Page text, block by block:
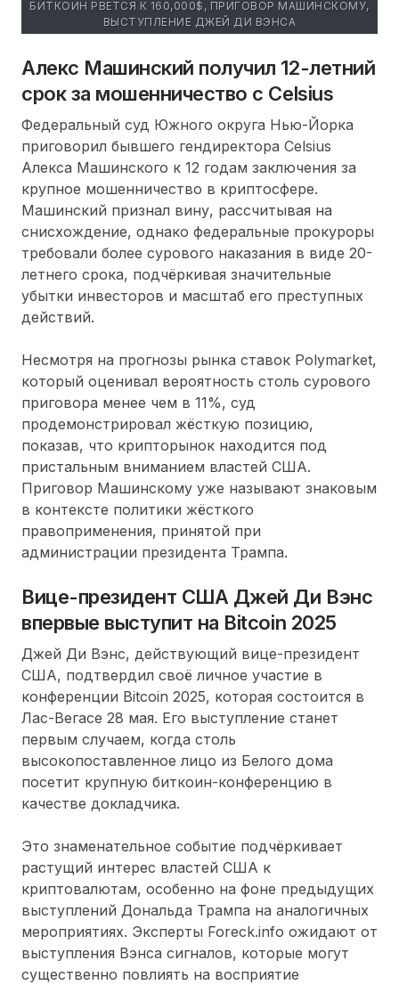
БИТКОИН РВЁТСЯ К 160,000$, ПРИГОВОР МАШИНСКОМУ,
ВЫСТУПЛЕНИЕ ДЖЕЙ ДИ ВЭНСА
Алекс Машинский получил 12-летний
срок за мошенничество с Celsius
Федеральный суд Южного округа Нью-Йорка
приговорил бывшего гендиректора Celsius
Алекса Машинского к 12 годам заключения за
крупное мошенничество в криптосфере.
Машинский признал вину, рассчитывая на
снисхождение, однако федеральные прокуроры
требовали более сурового наказания в виде 20-
летнего срока, подчёркивая значительные
убытки инвесторов и масштаб его преступных
действий.
Несмотря на прогнозы рынка ставок Polymarket,
который оценивал вероятность столь сурового
приговора менее чем в 11%, суд
продемонстрировал жёсткую позицию,
показав, что крипторынок находится под
пристальным вниманием властей США.
Приговор Машинскому уже называют знаковым
в контексте политики жёсткого
правоприменения, принятой при
администрации президента Трампа.
Вице-президент США Джей Ди Вэнс
впервые выступит на Bitcoin 2025
Джей Ди Вэнс, действующий вице-президент
США, подтвердил своё личное участие в
конференции Bitcoin 2025, которая состоится в
Лас-Вегасе 28 мая. Его выступление станет
первым случаем, когда столь
высокопоставленное лицо из Белого дома
посетит крупную биткоин-конференцию в
качестве докладчика.
Это знаменательное событие подчёркивает
растущий интерес властей США к
криптовалютам, особенно на фоне предыдущих
выступлений Дональда Трампа на аналогичных
мероприятиях. Эксперты Foreck.info ожидают от
выступления Вэнса сигналов, которые могут
существенно повлиять на восприятие